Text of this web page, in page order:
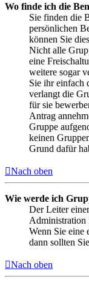
Wo finde ich die
Sie finden die
persönlichen
können Sie
Nicht alle
eine
weitere sogar
Sie ihr einfach
verlangt die
für sie
Antrag
Gruppe
keinen
Grund dafür
Nach oben
Wie werde ich
Der Leiter
Administration
Wenn Sie eine
dann sollten
Nach oben